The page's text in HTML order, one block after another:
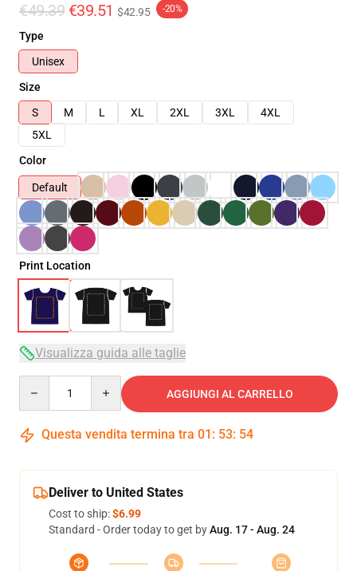
€49.39 €39.51 $42.95 -20%
Type
Unisex
Size
S
M L XL 2XL 3XL
4XL
5XL
Color
Default
Print Location
Visualizza guida alle taglie
AGGIUNGI AL CARRELLO
Questa vendita termina tra 01 : 53: 54
Deliver to United States
Cost to ship:$6.99
Standard - Order today to get byAug. 17 - Aug. 24